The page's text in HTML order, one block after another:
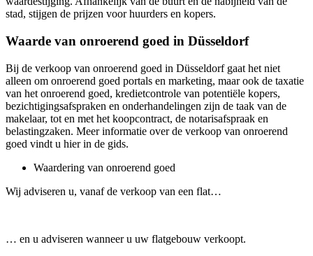
stad, stijgen de prijzen voor huurders en kopers.
Waarde van onroerend goed in Düsseldorf
Bij de verkoop van onroerend goed in Düsseldorf gaat het niet
alleen om onroerend goed portals en marketing, maar ook de taxatie
van het onroerend goed, kredietcontrole van potentiële kopers,
bezichtigingsafspraken en onderhandelingen zijn de taak van de
makelaar, tot en met het koopcontract, de notarisafspraak en
belastingzaken. Meer informatie over de verkoop van onroerend
goed vindt u hier in de gids.
Waardering van onroerend goed
Wij adviseren u, vanaf de verkoop van een flat…
… en u adviseren wanneer u uw flatgebouw verkoopt.